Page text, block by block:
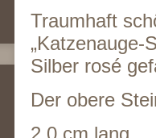
Traumhaft
„Katzenauge-
Silber rosé
Der obere